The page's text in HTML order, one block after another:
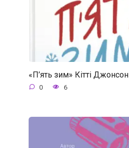
«П’ять зим» Кітті Джонсон
0 6